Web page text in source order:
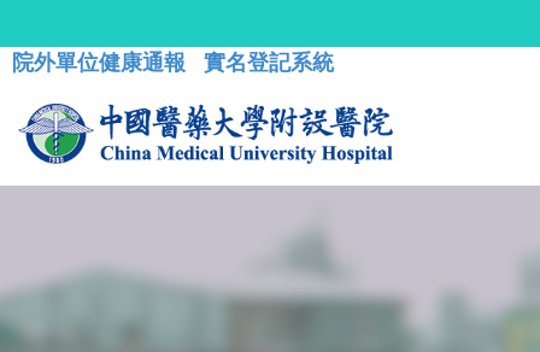
院外單位健康通報 實名登記系統